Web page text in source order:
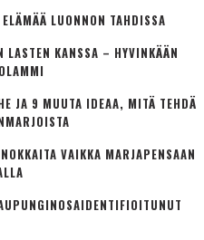
LUONNON TAHDISSA
LASTEN KANSSA – HYVINKÄÄN
JA 9 MUUTA IDEAA, MITÄ TEHDÄ
VAIKKA MARJAPENSAAN